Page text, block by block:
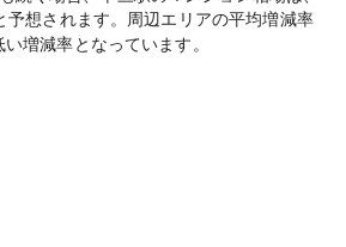
予想されます。周辺エリアの平均増減率
い増減率となっています。